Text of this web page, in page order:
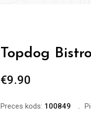
Topdog
€9.90
Preces kods: 100849